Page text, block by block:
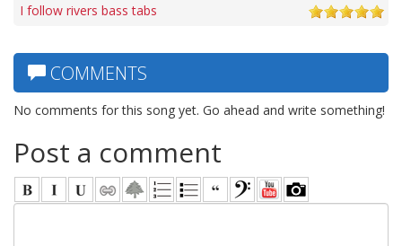
I follow rivers bass tabs
COMMENTS
No comments for this song yet. Go ahead and write something!
Post a comment